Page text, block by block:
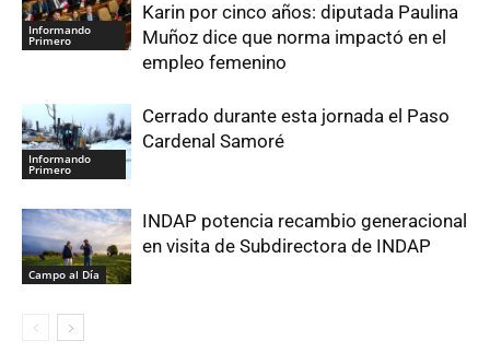
Informando
Primero
Karin por cinco años: diputada Paulina
Muñoz dice que norma impactó en el
empleo femenino
Informando
Primero
Cerrado durante esta jornada el Paso
Cardenal Samoré
Campo al Día
INDAP potencia recambio generacional
en visita de Subdirectora de INDAP